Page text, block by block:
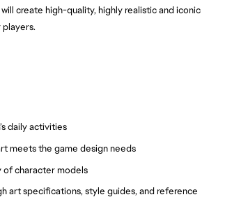
create high-quality, highly realistic and iconic
daily activities
meets the game design needs
of character models
art specifications, style guides, and reference